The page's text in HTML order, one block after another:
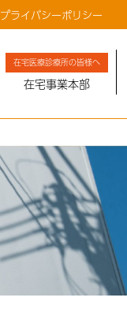
在宅医療診療所の皆様へ
在宅事業本部
プライバシーポリシー